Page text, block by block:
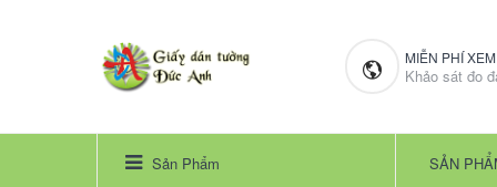
MIỄN PHÍ
Khảo sát đo
Sản Phẩm SẢN